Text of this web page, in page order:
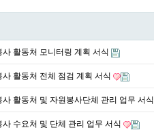
사 활동처 모니터링 계획 서식
사 활동처 전체 점검 계획 서식
사 활동처 및 자원봉사단체 관리 업무 서식
사 수요처 및 단체 관리 업무 서식